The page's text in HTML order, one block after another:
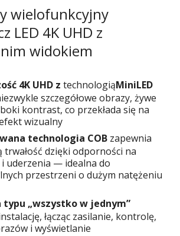
wielofunkcyjny
LED 4K UHD z
widokiem
4K UHD z technologiąMiniLED
szczegółowe obrazy, żywe
kontrast, co przekłada się na
wizualny
technologia COB zapewnia
trwałość dzięki odporności na
uderzenia — idealna do
przestrzeni o dużym natężeniu
„wszystko w jednym”
łącząc zasilanie, kontrolę,
i wyświetlanie